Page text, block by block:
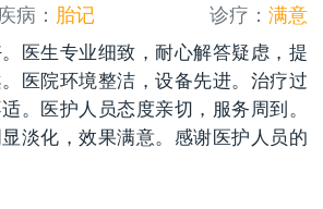
病： 胎记 诊疗： 满意
医生专业细致，耐心解答疑虑，提
医院环境整洁，设备先进。治疗过
。医护人员态度亲切，服务周到。
淡化，效果满意。感谢医护人员的